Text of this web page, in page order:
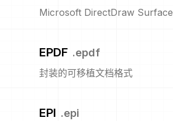
Microsoft DirectDraw Surface
EPDF .epdf
封装的可移植文档格式
EPI .epi